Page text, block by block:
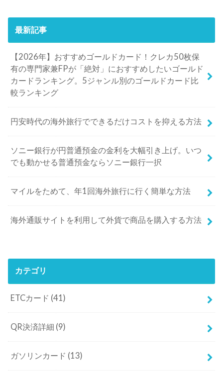
最新記事
【2026年】おすすめゴールドカード！クレカ50枚保
有の専門家兼FPが「絶対」におすすめしたいゴールド
カードランキング。5ジャンル別のゴールドカード比
較ランキング
円安時代の海外旅行でできるだけコストを抑える方法
ソニー銀行が円普通預金の金利を大幅引き上げ。いつ
でも動かせる普通預金ならソニー銀行一択
マイルをためて、年1回海外旅行に行く簡単な方法
海外通販サイトを利用して外貨で商品を購入する方法
カテゴリ
ETCカード (41)
QR決済詳細 (9)
ガソリンカード (13)